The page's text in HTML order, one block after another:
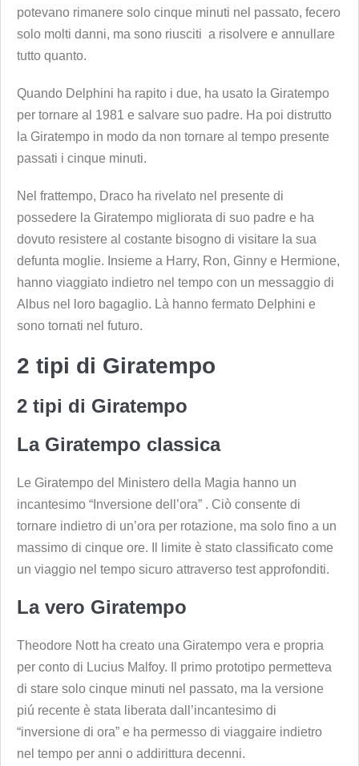
potevano rimanere solo cinque minuti nel passato, fecero
solo molti danni, ma sono riusciti a risolvere e annullare
tutto quanto.
Quando Delphini ha rapito i due, ha usato la Giratempo
per tornare al 1981 e salvare suo padre. Ha poi distrutto
la Giratempo in modo da non tornare al tempo presente
passati i cinque minuti.
Nel frattempo, Draco ha rivelato nel presente di
possedere la Giratempo migliorata di suo padre e ha
dovuto resistere al costante bisogno di visitare la sua
defunta moglie. Insieme a Harry, Ron, Ginny e Hermione,
hanno viaggiato indietro nel tempo con un messaggio di
Albus nel loro bagaglio. Là hanno fermato Delphini e
sono tornati nel futuro.
2 tipi di Giratempo
2 tipi di Giratempo
La Giratempo classica
Le Giratempo del Ministero della Magia hanno un
incantesimo “Inversione dell’ora” . Ciò consente di
tornare indietro di un’ora per rotazione, ma solo fino a un
massimo di cinque ore. Il limite è stato classificato come
un viaggio nel tempo sicuro attraverso test approfonditi.
La vero Giratempo
Theodore Nott ha creato una Giratempo vera e propria
per conto di Lucius Malfoy. Il primo prototipo permetteva
di stare solo cinque minuti nel passato, ma la versione
piú recente è stata liberata dall’incantesimo di
“inversione di ora” e ha permesso di viaggaire indietro
nel tempo per anni o addirittura decenni.